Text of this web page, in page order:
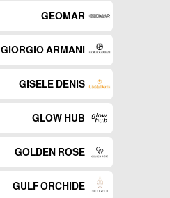
GEOMAR
GIORGIO ARMANI
GISELE DENIS
GLOW HUB
GOLDEN ROSE
GULF ORCHIDE